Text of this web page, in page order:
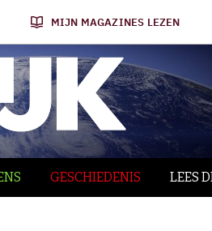
MIJN MAGAZINES LEZEN
GESCHIEDENIS LEES